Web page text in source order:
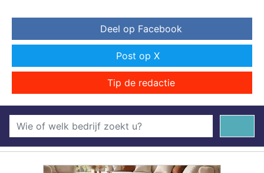
Deel op Facebook
Post op X
Tip de redactie